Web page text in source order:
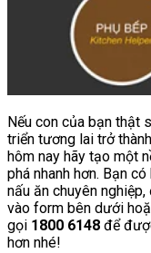
Nếu con của bạn thật
triển tương lai trở
hôm nay hãy tạo một
phá nhanh hơn. Bạn
nấu ăn chuyên
vào form bên dưới
gọi 1800 6148 để
hơn nhé!